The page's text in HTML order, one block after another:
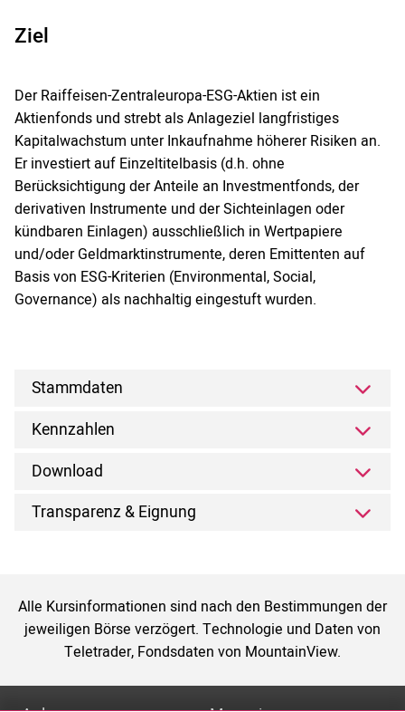
Ziel
Der Raiffeisen-Zentraleuropa-ESG-Aktien ist ein
Aktienfonds und strebt als Anlageziel langfristiges
Kapitalwachstum unter Inkaufnahme höherer Risiken an.
Er investiert auf Einzeltitelbasis (d.h. ohne
Berücksichtigung der Anteile an Investmentfonds, der
derivativen Instrumente und der Sichteinlagen oder
kündbaren Einlagen) ausschließlich in Wertpapiere
und/oder Geldmarktinstrumente, deren Emittenten auf
Basis von ESG-Kriterien (Environmental, Social,
Governance) als nachhaltig eingestuft wurden.
Stammdaten
Kennzahlen
Download
Transparenz & Eignung
Alle Kursinformationen sind nach den Bestimmungen der
jeweiligen Börse verzögert. Technologie und Daten von
Teletrader, Fondsdaten von MountainView.